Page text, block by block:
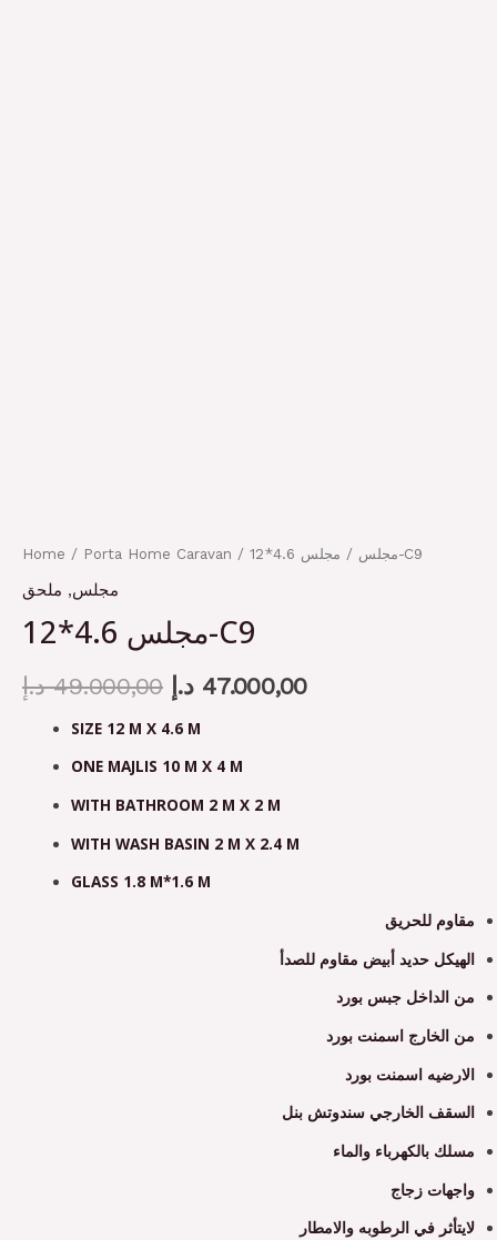
Home / Porta Home Caravan / مجلس/ مجلس 4.6*12-C9
مجلس, ملحق
مجلس 4.6*12-C9
49.000,00 د.إ 47.000,00 د.إ
SIZE 12 M X 4.6 M
ONE MAJLIS 10 M X 4 M
WITH BATHROOM 2 M X 2 M
WITH WASH BASIN 2 M X 2.4 M
GLASS 1.8 M*1.6 M
مقاوم للحريق
الهيكل حديد أبيض مقاوم للصدأ
من الداخل جبس بورد
من الخارج اسمنت بورد
الارضيه اسمنت بورد
السقف الخارجي سندوتش بنل
مسلك بالكهرباء والماء
واجهات زجاج
لايتأثر في الرطوبه والامطار